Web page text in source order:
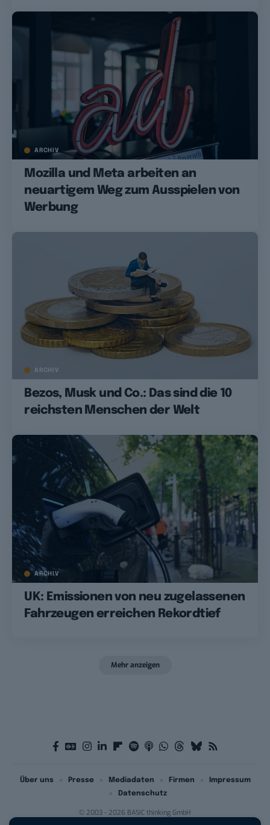
ARCHIV
Mozilla und Meta arbeiten an
neuartigem Weg zum Ausspielen von
Werbung
ARCHIV
Bezos, Musk und Co.: Das sind die 10
reichsten Menschen der Welt
ARCHIV
UK: Emissionen von neu zugelassenen
Fahrzeugen erreichen Rekordtief
Mehr anzeigen
© 2003 - 2026 BASIC thinking GmbH
Über uns Presse Mediadaten Firmen
Impressum
Datenschutz